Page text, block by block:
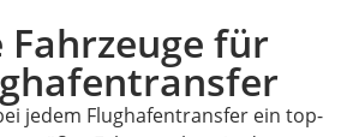
für
jedem Flughafentransfer ein top-